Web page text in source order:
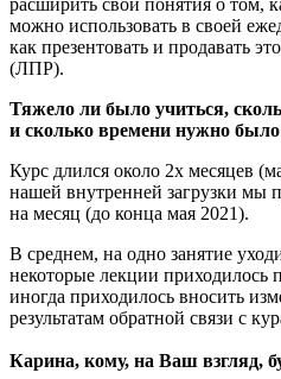
расширить свои понятия о том,
можно использовать в своей
как презентовать и продавать
(ЛПР).
Тяжело ли было учиться,
и сколько времени нужно
Курс длился около 2х месяцев
нашей внутренней загрузки мы
на месяц (до конца мая 2021).
В среднем, на одно занятие
некоторые лекции приходилось
иногда приходилось вносить
результатам обратной связи с
Карина, кому, на Ваш взгляд,